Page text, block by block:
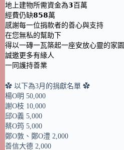
地上建物所需資金為𝟯百萬
經費仍缺𝟴𝟱𝟴萬
感謝每一位捐款者的善心與支持
在您無私的幫助下
得以一磚一瓦築起一座安放心靈的家園
誠邀更多有緣人
一同護持善業
✿ 以下為3月的捐獻名單 ✿
楊O明 50,000
謝O枝 10,000
邱O義 5,000
蔡O筠 5,000
鄭O敦、鄭O澧 2,000
善信大德 2,000